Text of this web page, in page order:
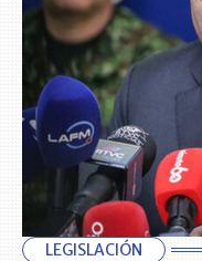
LEGISLACIÓN